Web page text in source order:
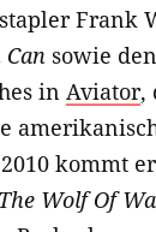
Frank
sowie den
in Aviator,
kommt
The Wolf Of